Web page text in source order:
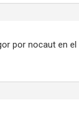
por nocaut en el